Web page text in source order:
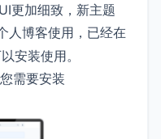
更加细致，新主题
人博客使用，已经在
安装使用。
需要安装